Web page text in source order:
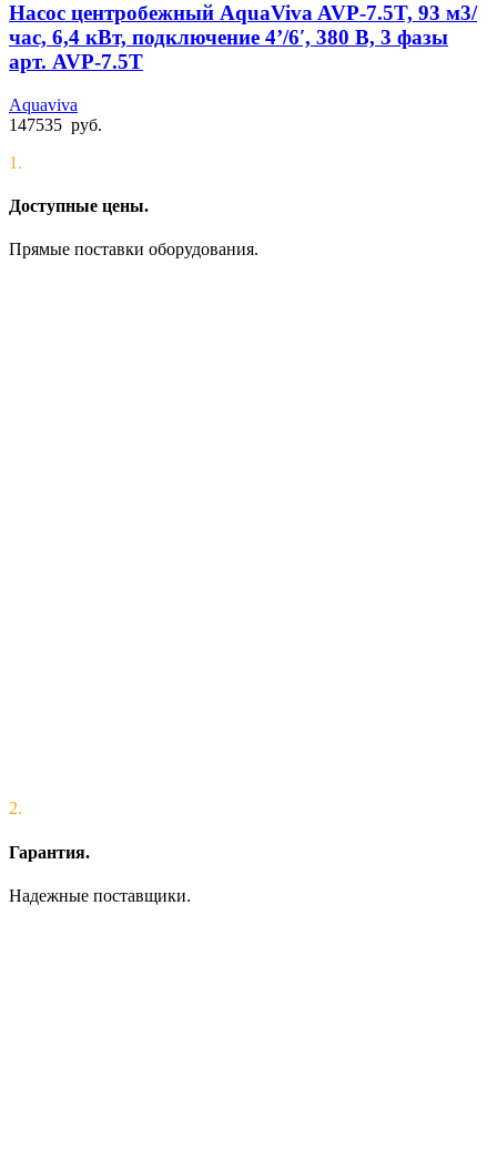
Насос центробежный AquaViva AVP-7.5T, 93 м3/
час, 6,4 кВт, подключение 4’/6′, 380 В, 3 фазы
арт. AVP-7.5T
Aquaviva
147535 руб.
1.
Доступные цены.
Прямые поставки оборудования.
2.
Гарантия.
Надежные поставщики.